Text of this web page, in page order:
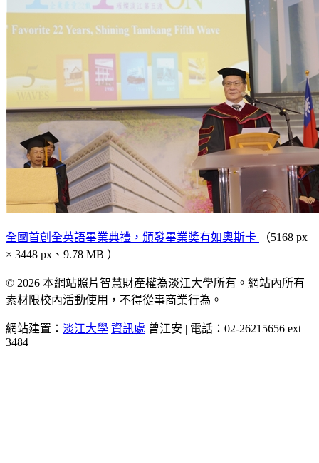
全國首創全英語畢業典禮，頒發畢業奬有如奧斯卡
（5168 px
× 3448 px、9.78 MB ）
© 2026 本網站照片智慧財產權為淡江大學所有。網站內所有
素材限校內活動使用，不得從事商業行為。
網站建置： 淡江大學 資訊處 曾江安 | 電話：02-26215656 ext
3484